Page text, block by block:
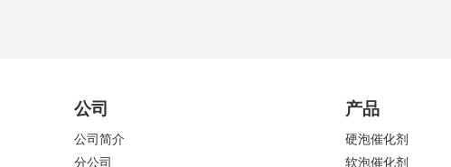
公司
公司简介
分公司
产品
硬泡催化剂
软泡催化剂